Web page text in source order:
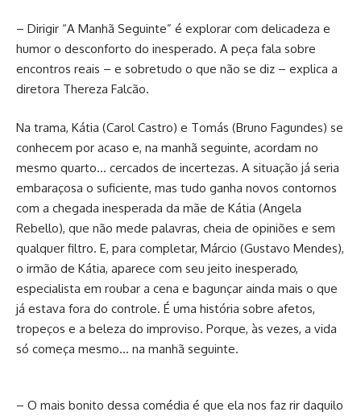
– Dirigir “A Manhã Seguinte” é explorar com delicadeza e
humor o desconforto do inesperado. A peça fala sobre
encontros reais – e sobretudo o que não se diz – explica a
diretora Thereza Falcão.
Na trama, Kátia (Carol Castro) e Tomás (Bruno Fagundes) se
conhecem por acaso e, na manhã seguinte, acordam no
mesmo quarto… cercados de incertezas. A situação já seria
embaraçosa o suficiente, mas tudo ganha novos contornos
com a chegada inesperada da mãe de Kátia (Angela
Rebello), que não mede palavras, cheia de opiniões e sem
qualquer filtro. E, para completar, Márcio (Gustavo Mendes),
o irmão de Kátia, aparece com seu jeito inesperado,
especialista em roubar a cena e bagunçar ainda mais o que
já estava fora do controle. É uma história sobre afetos,
tropeços e a beleza do improviso. Porque, às vezes, a vida
só começa mesmo… na manhã seguinte.
– O mais bonito dessa comédia é que ela nos faz rir daquilo